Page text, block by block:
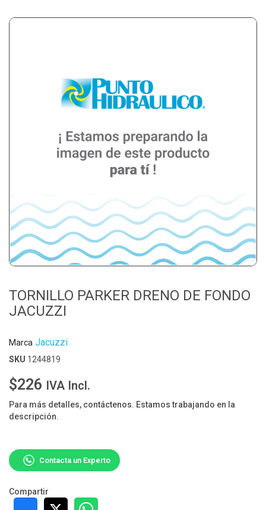
TORNILLO PARKER DRENO DE FONDO
JACUZZI
Marca Jacuzzi
SKU 1244819
$226 IVA Incl.
Para más detalles, contáctenos. Estamos trabajando en la
descripción.
Contacta un Experto
Compartir